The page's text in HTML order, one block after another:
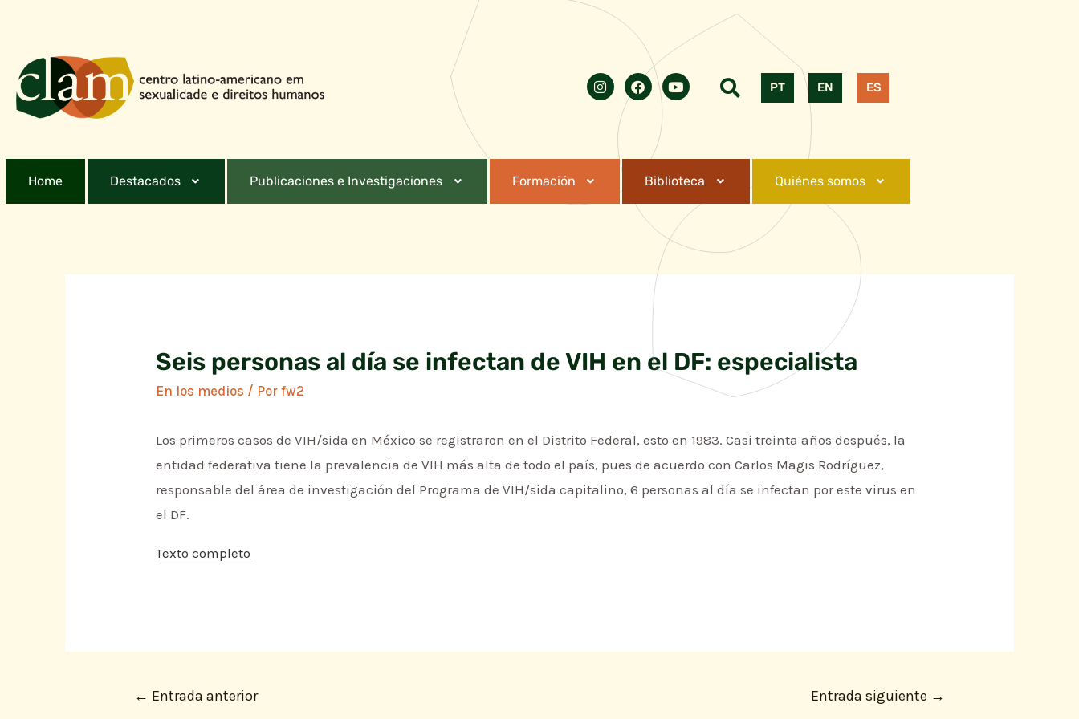
PT EN ES
Home Destacados Publicaciones e Investigaciones Formación Biblioteca Quiénes somos
Seis personas al día se infectan de VIH en el DF: especialista
En los medios / Porfw2
Los primeros casos de VIH/sida en México se registraron en el Distrito Federal, esto en 1983. Casi treinta años después, la
entidad federativa tiene la prevalencia de VIH más alta de todo el país, pues de acuerdo con Carlos Magis Rodríguez,
responsable del área de investigación del Programa de VIH/sida capitalino, 6 personas al día se infectan por este virus en
el DF.
Texto completo
← Entrada anterior Entrada siguiente →